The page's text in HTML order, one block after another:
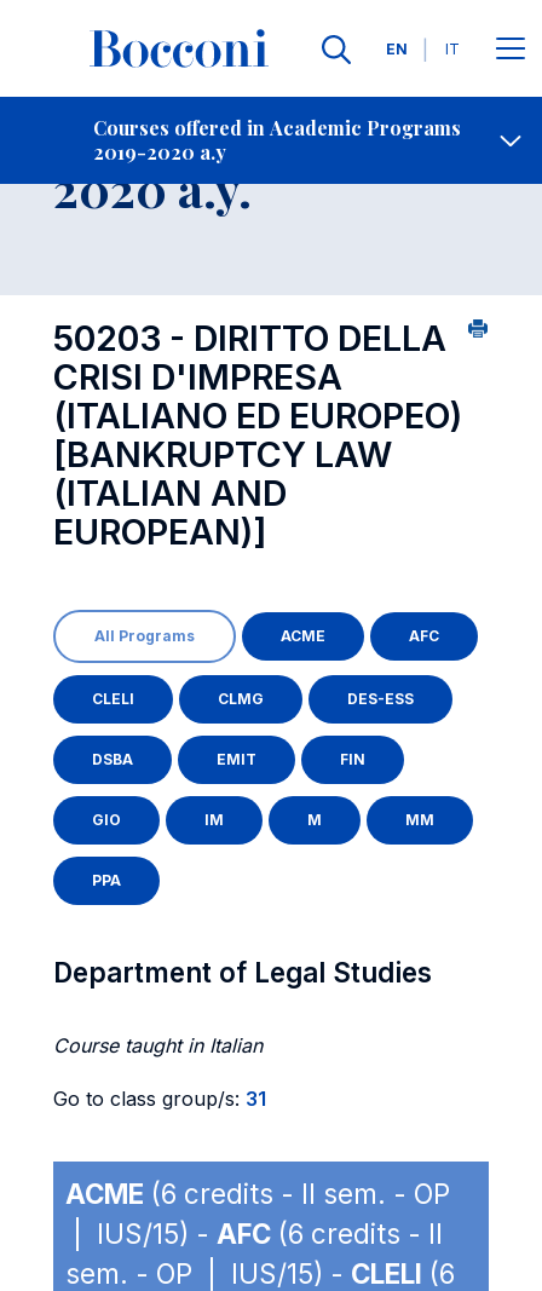
Languages
EN IT
Courses offered in Academic Programs
2019-2020 a.y
Contact Us
Course 2019-
2020 a.y.
50203 - DIRITTO DELLA
CRISI D'IMPRESA
(ITALIANO ED EUROPEO)
[BANKRUPTCY LAW
(ITALIAN AND
EUROPEAN)]
All Programs ACME AFC
CLELI CLMG DES-ESS
DSBA EMIT FIN
GIO IM M MM
PPA
Department of Legal Studies
Course taught in Italian
Go to class group/s: 31
ACME (6 credits - II sem. - OP
| IUS/15) - AFC (6 credits - II
sem. - OP | IUS/15) - CLELI (6